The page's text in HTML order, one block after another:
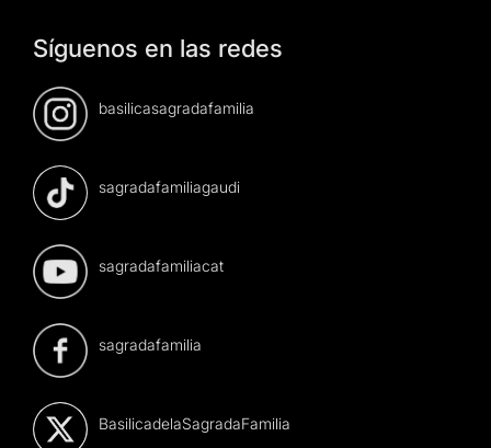
Síguenos en las redes
basilicasagradafamilia
sagradafamiliagaudi
sagradafamiliacat
sagradafamilia
BasilicadelaSagradaFamilia